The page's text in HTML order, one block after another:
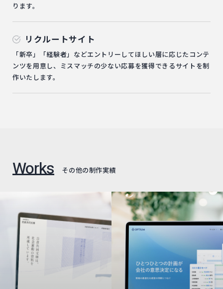
ります。
リクルートサイト
「新卒」「経験者」などエントリーしてほしい層に応じたコンテ
ンツを用意し、ミスマッチの少ない応募を獲得できるサイトを制
作いたします。
Works その他の制作実績